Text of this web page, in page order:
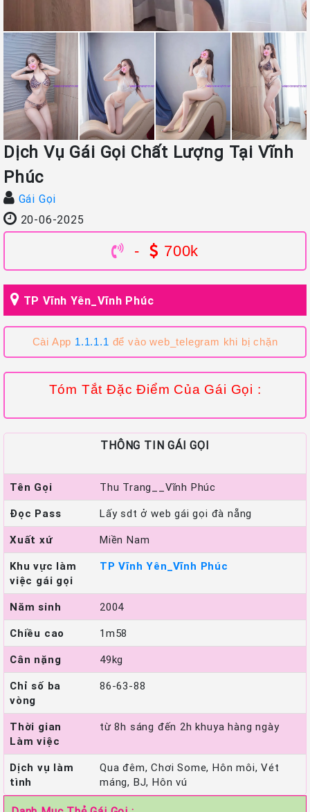
Dịch Vụ Gái Gọi Chất Lượng Tại Vĩnh
Phúc
Gái Gọi
20-06-2025
- 700k
TP Vĩnh Yên_Vĩnh Phúc
Cài App 1.1.1.1 để vào web_telegram khi bị chặn
Tóm Tắt Đặc Điểm Của Gái Gọi :
THÔNG TIN GÁI GỌI
Tên Gọi
Thu Trang__Vĩnh Phúc
Đọc Pass
Lấy sdt ở web gái gọi đà nẵng
Xuất xứ
Miền Nam
Khu vực làm
việc gái gọi
TP Vĩnh Yên_Vĩnh Phúc
Năm sinh
2004
Chiều cao
1m58
Cân nặng
49kg
Chỉ số ba
vòng
86-63-88
Thời gian
Làm việc
từ 8h sáng đến 2h khuya hàng ngày
Dịch vụ làm
tình
Qua đêm, Chơi Some, Hôn môi, Vét
máng, BJ, Hôn vú